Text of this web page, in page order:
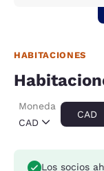
HABITACIONES
CAD
Moneda
CAD
Los socios